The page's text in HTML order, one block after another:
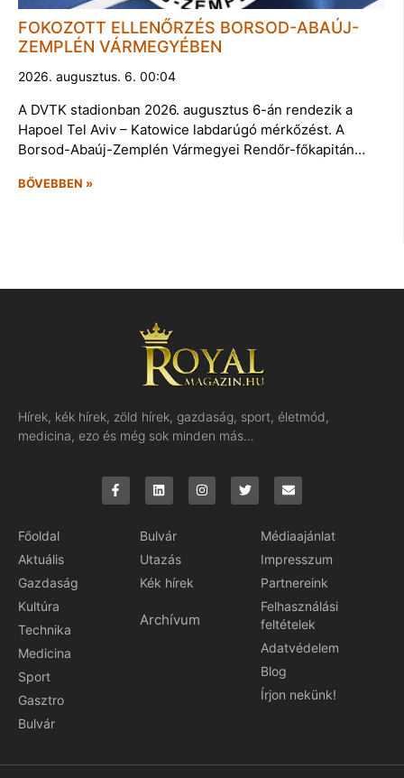
FOKOZOTT ELLENŐRZÉS BORSOD-ABAÚJ-
ZEMPLÉN VÁRMEGYÉBEN
2026. augusztus. 6. 00:04
A DVTK stadionban 2026. augusztus 6-án rendezik a
Hapoel Tel Aviv – Katowice labdarúgó mérkőzést. A
Borsod-Abaúj-Zemplén Vármegyei Rendőr-főkapitán…
BŐVEBBEN »
Hírek, kék hírek, zöld hírek, gazdaság, sport, életmód,
medicina, ezo és még sok minden más…
Főoldal
Aktuális
Gazdaság
Kultúra
Technika
Medicina
Sport
Gasztro
Bulvár
Bulvár
Utazás
Kék hírek
Archívum
Médiaajánlat
Impresszum
Partnereink
Felhasználási
feltételek
Adatvédelem
Blog
Írjon nekünk!